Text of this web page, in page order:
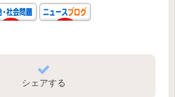
シェアする